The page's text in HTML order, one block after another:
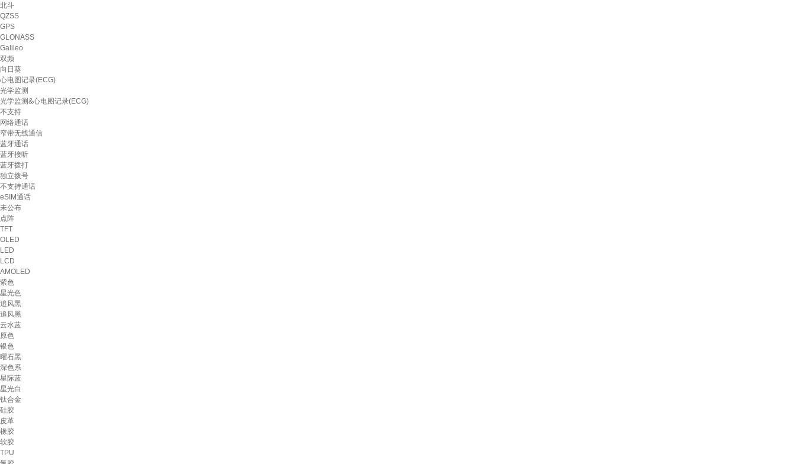
北斗
QZSS
GPS
GLONASS
Galileo
双频
向日葵
心电图记录(ECG)
光学监测
光学监测&心电图记录(ECG)
不支持
网络通话
窄带无线通信
蓝牙通话
蓝牙接听
蓝牙拨打
独立拨号
不支持通话
eSIM通话
未公布
点阵
TFT
OLED
LED
LCD
AMOLED
紫色
星光色
追风黑
追⻛⿊
云水蓝
原色
银色
曜石黑
深色系
星际蓝
星光白
钛合金
硅胶
皮革
橡胶
软胶
TPU